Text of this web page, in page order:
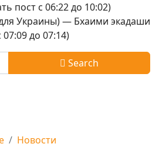
пост с 06:22 до 10:02)
Украины) — Бхаими экадаши
до 07:14)
Search
Новости